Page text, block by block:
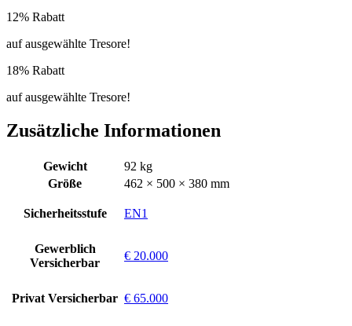
12% Rabatt
auf ausgewählte Tresore!
18% Rabatt
auf ausgewählte Tresore!
Zusätzliche Informationen
Gewicht
92 kg
Größe
462 × 500 × 380 mm
Sicherheitsstufe EN1
Gewerblich
Versicherbar
€ 20.000
Privat Versicherbar € 65.000